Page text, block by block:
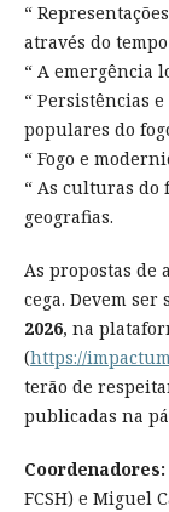
“
através do tempo
“ A emergência
“ Persistências
populares do
“ Fogo e
“ As culturas do
geografias.
As propostas de
cega. Devem ser
2026, na
(https://
terão de
publicadas na
Coordenadores:
FCSH) e Miguel